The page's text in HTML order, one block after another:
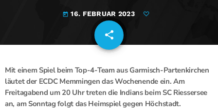
today 16. FEBRUAR 2023
share
email
Mit einem Spiel beim Top-4-Team aus Garmisch-Partenkirchen
läutet der ECDC Memmingen das Wochenende ein. Am
Freitagabend um 20 Uhr treten die Indians beim SC Riessersee
an, am Sonntag folgt das Heimspiel gegen Höchstadt.